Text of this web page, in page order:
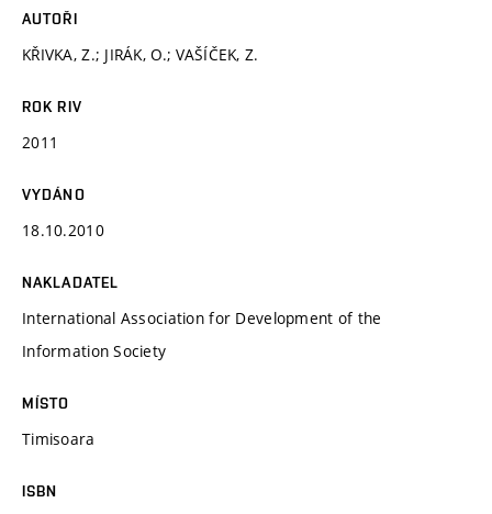
AUTOŘI
KŘIVKA, Z.; JIRÁK, O.; VAŠÍČEK, Z.
ROK RIV
2011
VYDÁNO
18.10.2010
NAKLADATEL
International Association for Development of the
Information Society
MÍSTO
Timisoara
ISBN